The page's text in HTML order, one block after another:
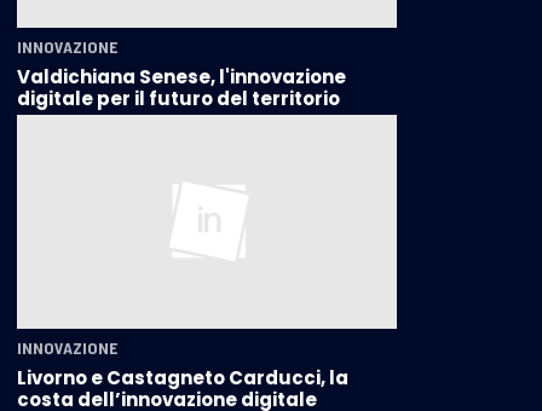
INNOVAZIONE
Valdichiana Senese, l'innovazione
digitale per il futuro del territorio
INNOVAZIONE
Livorno e Castagneto Carducci, la
costa dell’innovazione digitale